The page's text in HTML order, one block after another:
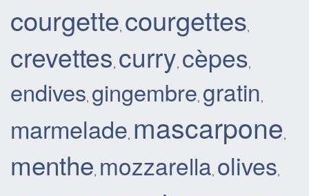
courgette, courgettes,
crevettes, curry, cèpes,
endives, gingembre, gratin,
marmelade, mascarpone,
menthe, mozzarella, olives,